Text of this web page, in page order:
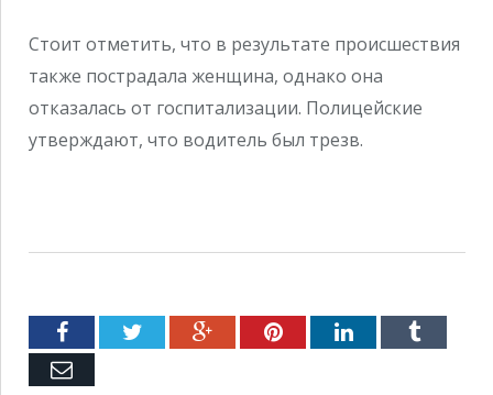
Стоит отметить, что в результате происшествия
также пострадала женщина, однако она
отказалась от госпитализации. Полицейские
утверждают, что водитель был трезв.
FacebookTwitter Google+PinterestLinkedInTumblr
Емейл